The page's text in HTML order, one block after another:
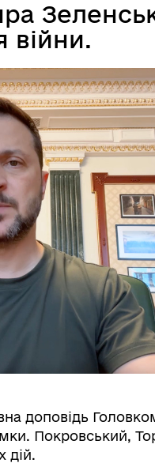
війни.
доповідь
Покровський,
дій.